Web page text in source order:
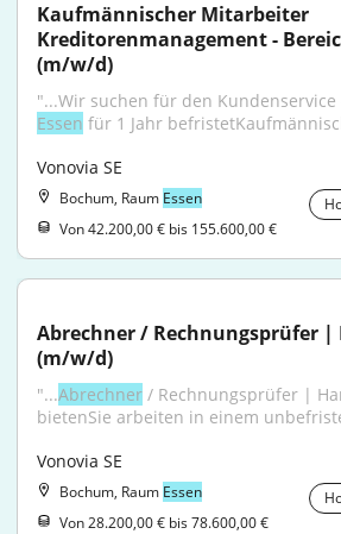
Kaufmännischer Mitarbeiter
Kreditorenmanagement -
(m/w/d)
Essen für 1 Jahr
Vonovia SE
Bochum, Raum Essen
Von 42.200,00 € bis 155.600,00 €
Abrechner / Rechnungsprüfer |
(m/w/d)
"...Abrechner / Rechnungsprüfer |
bietenSie arbeiten in einem
Vonovia SE
Bochum, Raum Essen
Von 28.200,00 € bis 78.600,00 €